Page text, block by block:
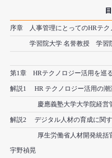
序章 人事管理にとってのHRテク
学習院大学 名誉教授 学習院
第1章 HRテクノロジー活用を巡
解説1 HR テクノロジー活用の
慶應義塾大学大学院経営管
解説2 デジタル人材の育成に関
厚生労働省人材開発統括官
宇野禎晃